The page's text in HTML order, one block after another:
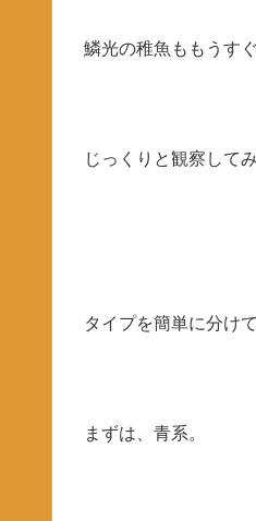
鱗光の稚魚ももうす
じっくりと観察して
タイプを簡単に分け
まずは、青系。